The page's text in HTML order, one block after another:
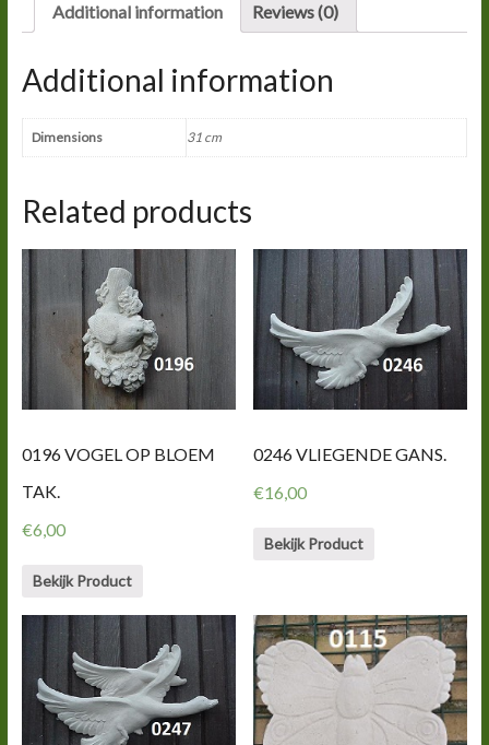
Additional information Reviews (0)
Additional information
Dimensions 31 cm
Related products
0196 VOGEL OP BLOEM
TAK.
€6,00
Bekijk Product
0246 VLIEGENDE GANS.
€16,00
Bekijk Product